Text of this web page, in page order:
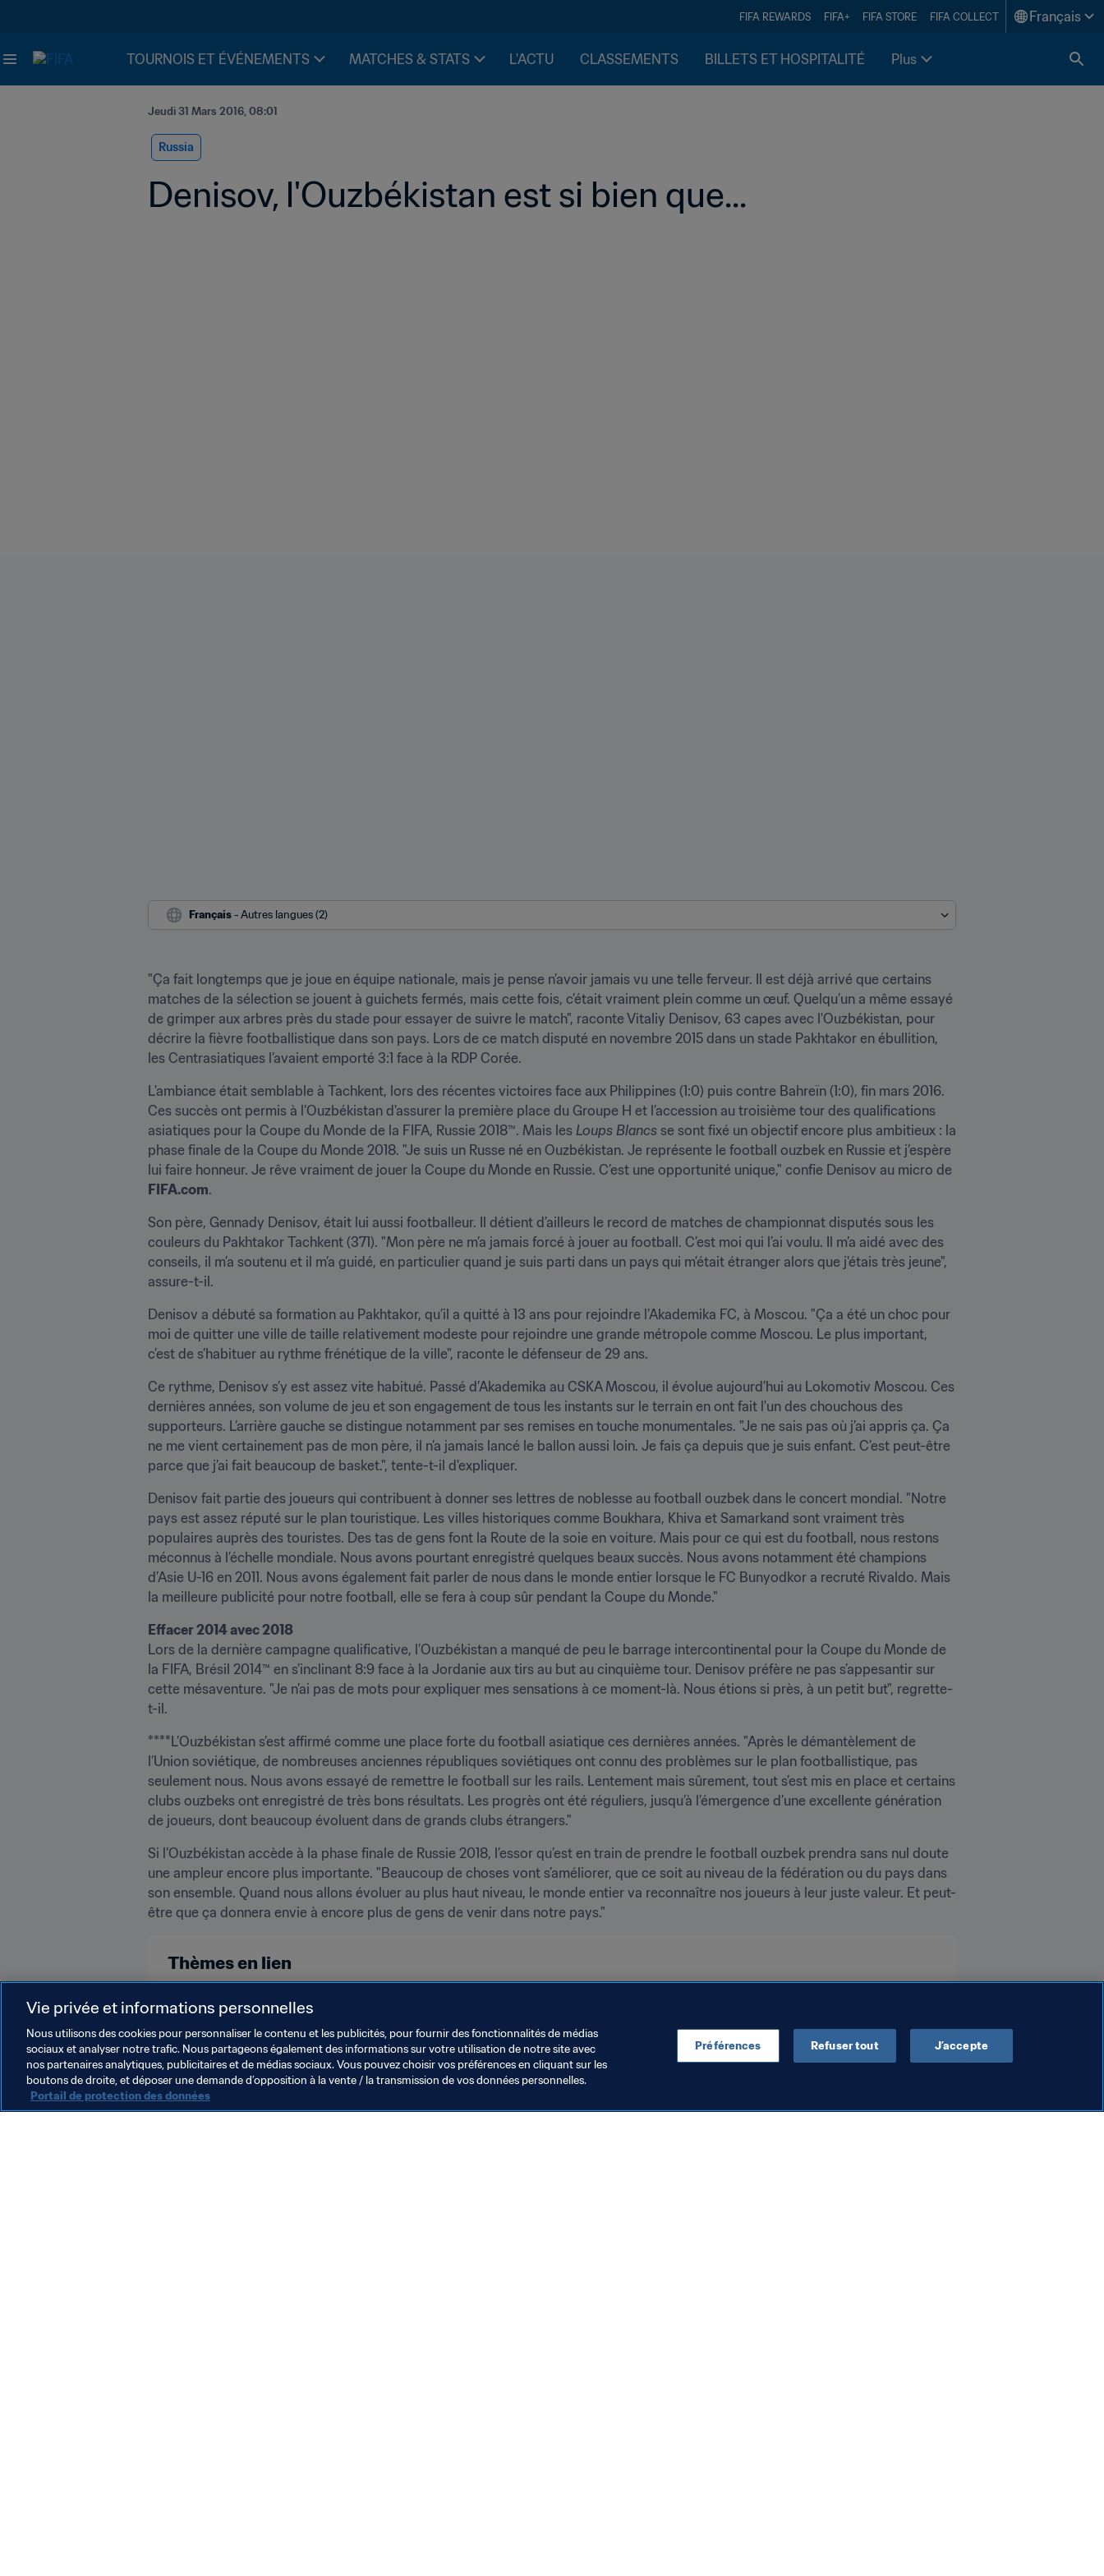
FIFA REWARDS FIFA+ FIFA STORE FIFA COLLECT Français
TOURNOIS ET ÉVÉNEMENTS MATCHES & STATS L'ACTU CLASSEMENTS BILLETS ET HOSPITALITÉ Plus
Jeudi 31 Mars 2016, 08:01
Russia
Denisov, l'Ouzbékistan est si bien que...
Français - Autres langues (2)
"Ça fait longtemps que je joue en équipe nationale, mais je pense n’avoir jamais vu une telle ferveur. Il est déjà arrivé que certains
matches de la sélection se jouent à guichets fermés, mais cette fois, c’était vraiment plein comme un œuf. Quelqu’un a même essayé
de grimper aux arbres près du stade pour essayer de suivre le match", raconte Vitaliy Denisov, 63 capes avec l'Ouzbékistan, pour
décrire la fièvre footballistique dans son pays. Lors de ce match disputé en novembre 2015 dans un stade Pakhtakor en ébullition,
les Centrasiatiques l’avaient emporté 3:1 face à la RDP Corée.
L'ambiance était semblable à Tachkent, lors des récentes victoires face aux Philippines (1:0) puis contre Bahreïn (1:0), fin mars 2016.
Ces succès ont permis à l’Ouzbékistan d'assurer la première place du Groupe H et l’accession au troisième tour des qualifications
asiatiques pour la Coupe du Monde de la FIFA, Russie 2018™. Mais les Loups Blancs se sont fixé un objectif encore plus ambitieux : la
phase finale de la Coupe du Monde 2018. "Je suis un Russe né en Ouzbékistan. Je représente le football ouzbek en Russie et j’espère
FIFA.com.
Son père, Gennady Denisov, était lui aussi footballeur. Il détient d’ailleurs le record de matches de championnat disputés sous les
couleurs du Pakhtakor Tachkent (371). "Mon père ne m’a jamais forcé à jouer au football. C’est moi qui l’ai voulu. Il m’a aidé avec des
conseils, il m’a soutenu et il m’a guidé, en particulier quand je suis parti dans un pays qui m’était étranger alors que j'étais très jeune",
assure-t-il.
Denisov a débuté sa formation au Pakhtakor, qu’il a quitté à 13 ans pour rejoindre l’Akademika FC, à Moscou. "Ça a été un choc pour
moi de quitter une ville de taille relativement modeste pour rejoindre une grande métropole comme Moscou. Le plus important,
c’est de s’habituer au rythme frénétique de la ville", raconte le défenseur de 29 ans.
Ce rythme, Denisov s’y est assez vite habitué. Passé d’Akademika au CSKA Moscou, il évolue aujourd’hui au Lokomotiv Moscou. Ces
dernières années, son volume de jeu et son engagement de tous les instants sur le terrain en ont fait l'un des chouchous des
supporteurs. L’arrière gauche se distingue notamment par ses remises en touche monumentales. "Je ne sais pas où j’ai appris ça. Ça
ne me vient certainement pas de mon père, il n’a jamais lancé le ballon aussi loin. Je fais ça depuis que je suis enfant. C’est peut-être
parce que j’ai fait beaucoup de basket.", tente-t-il d'expliquer.
Denisov fait partie des joueurs qui contribuent à donner ses lettres de noblesse au football ouzbek dans le concert mondial. "Notre
pays est assez réputé sur le plan touristique. Les villes historiques comme Boukhara, Khiva et Samarkand sont vraiment très
populaires auprès des touristes. Des tas de gens font la Route de la soie en voiture. Mais pour ce qui est du football, nous restons
méconnus à l’échelle mondiale. Nous avons pourtant enregistré quelques beaux succès. Nous avons notamment été champions
d’Asie U-16 en 2011. Nous avons également fait parler de nous dans le monde entier lorsque le FC Bunyodkor a recruté Rivaldo. Mais
la meilleure publicité pour notre football, elle se fera à coup sûr pendant la Coupe du Monde."
Effacer 2014 avec 2018
Lors de la dernière campagne qualificative, l’Ouzbékistan a manqué de peu le barrage intercontinental pour la Coupe du Monde de
la FIFA, Brésil 2014™ en s’inclinant 8:9 face à la Jordanie aux tirs au but au cinquième tour. Denisov préfère ne pas s’appesantir sur
cette mésaventure. "Je n’ai pas de mots pour expliquer mes sensations à ce moment-là. Nous étions si près, à un petit but", regrette-
t-il.
****L’Ouzbékistan s’est affirmé comme une place forte du football asiatique ces dernières années. "Après le démantèlement de
l’Union soviétique, de nombreuses anciennes républiques soviétiques ont connu des problèmes sur le plan footballistique, pas
seulement nous. Nous avons essayé de remettre le football sur les rails. Lentement mais sûrement, tout s’est mis en place et certains
clubs ouzbeks ont enregistré de très bons résultats. Les progrès ont été réguliers, jusqu’à l’émergence d’une excellente génération
de joueurs, dont beaucoup évoluent dans de grands clubs étrangers."
Si l’Ouzbékistan accède à la phase finale de Russie 2018, l’essor qu’est en train de prendre le football ouzbek prendra sans nul doute
une ampleur encore plus importante. "Beaucoup de choses vont s’améliorer, que ce soit au niveau de la fédération ou du pays dans
son ensemble. Quand nous allons évoluer au plus haut niveau, le monde entier va reconnaître nos joueurs à leur juste valeur. Et peut-
être que ça donnera envie à encore plus de gens de venir dans notre pays."
Thèmes en lien
Russia Uzbekistan
Vie privée et informations personnelles
Nous utilisons des cookies pour personnaliser le contenu et les publicités, pour fournir des fonctionnalités de médias
sociaux et analyser notre trafic. Nous partageons également des informations sur votre utilisation de notre site avec
nos partenaires analytiques, publicitaires et de médias sociaux. Vous pouvez choisir vos préférences en cliquant sur les
boutons de droite, et déposer une demande d’opposition à la vente / la transmission de vos données personnelles.
Portail de protection des données
Préférences Refuser tout J’accepte